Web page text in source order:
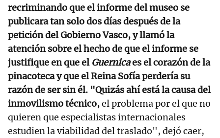
recriminando que el informe del museo se
publicara tan solo dos días después de la
petición del Gobierno Vasco, y llamó la
atención sobre el hecho de que el informe se
justifique en que el Guernicaes el corazón de la
pinacoteca y que el Reina Sofía perdería su
razón de ser sin él. "Quizás ahí está la causa del
inmovilismo técnico,el problema por el que no
quieren que especialistas internacionales
estudien la viabilidad del traslado", dejó caer,